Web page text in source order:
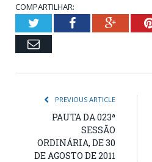
COMPARTILHAR:
TwitterFacebook
Email
PREVIOUS ARTICLE
PAUTA DA 023ª
SESSÃO
ORDINÁRIA, DE 30
DE AGOSTO DE 2011